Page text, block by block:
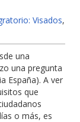
Visados,
una
una pregunta
España). A ver
que
o más, es